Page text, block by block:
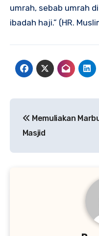
umrah, sebab umrah
ibadah haji.” (HR.
pos
Memuliakan
Masjid